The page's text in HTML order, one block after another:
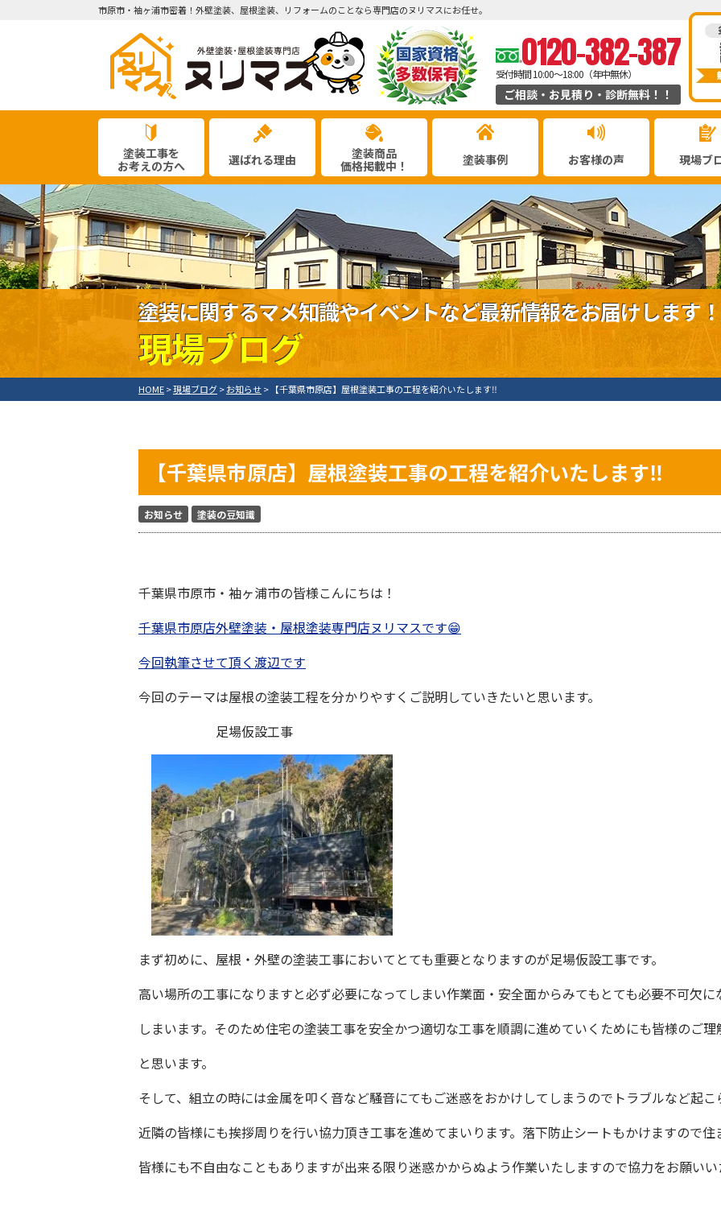
市原市・袖ヶ浦市密着！外壁塗装、屋根塗装、リフォームのことなら専門店のヌリマスにお任せ。
0120-382-387
受付時間 10:00～18:00（年中無休）
ご相談・お見積り・診断無料！！
塗装工事を
お考えの方へ
選ばれる理由
塗装商品
価格掲載中！
塗装事例 お客様の声 現場ブ
塗装に関するマメ知識やイベントなど最新情報をお届けします！
現場ブログ
HOME>現場ブログ>お知らせ > 【千葉県市原店】屋根塗装工事の工程を紹介いたします‼
【千葉県市原店】屋根塗装工事の工程を紹介いたします‼
お知らせ 塗装の豆知識
千葉県市原市・袖ヶ浦市の皆様こんにちは！
千葉県市原店外壁塗装・屋根塗装専門店ヌリマスです😁
今回執筆させて頂く渡辺です
今回のテーマは屋根の塗装工程を分かりやすくご説明していきたいと思います。
足場仮設工事
まず初めに、屋根・外壁の塗装工事においてとても重要となりますのが足場仮設工事です。
高い場所の工事になりますと必ず必要になってしまい作業面・安全面からみてもとても必要不可欠に
しまいます。そのため住宅の塗装工事を安全かつ適切な工事を順調に進めていくためにも皆様のご
と思います。
そして、組立の時には金属を叩く音など騒音にてもご迷惑をおかけしてしまうのでトラブルなど起こ
近隣の皆様にも挨拶周りを行い協力頂き工事を進めてまいります。落下防止シートもかけますので住
皆様にも不自由なこともありますが出来る限り迷惑かからぬよう作業いたしますので協力をお願いい